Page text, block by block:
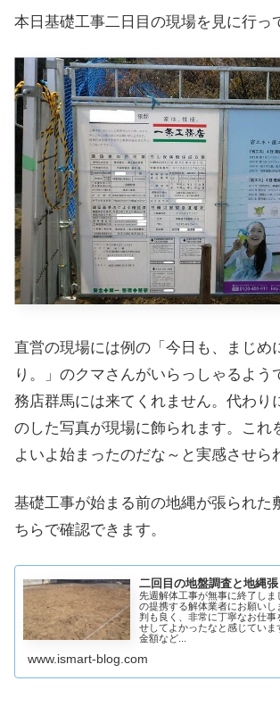
本日基礎工事二日目の現場を見に行っ
直営の現場には例の「今日も、まじめ
り。」のクマさんがいらっしゃるよう
務店群馬には来てくれません。代わり
のした写真が現場に飾られます。これ
よいよ始まったのだな～と実感させら
基礎工事が始まる前の地縄が張られた
ちらで確認できます。
二回目の地盤調査と地縄張
先週解体工事が無事に終了し
の提携する解体業者にお願い
判も良く、非常に丁寧なお仕
せしてよかったなと感じてい
金額など...
www.ismart-blog.com